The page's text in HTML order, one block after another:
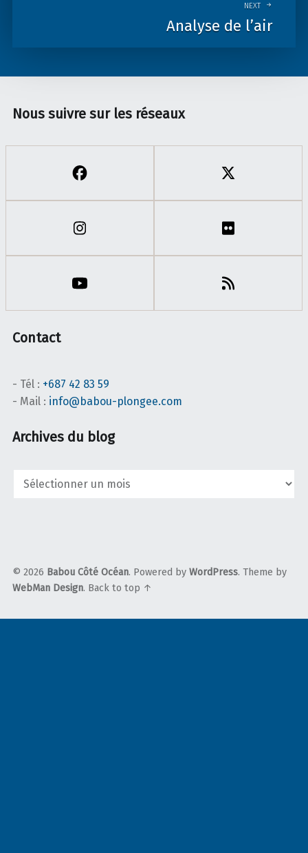
NEXT
Analyse de l’air
Nous suivre sur les réseaux
Contact
- Tél : +687 42 83 59
- Mail : info@babou-plongee.com
Archives du blog
Archives
© 2026 Babou Côté Océan. Powered by WordPress. Theme by
WebMan Design. Back to top ↑